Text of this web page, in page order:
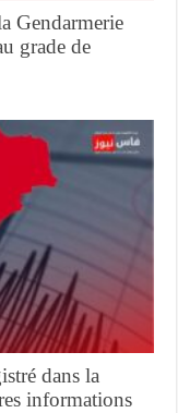
Gendarmerie
grade de
dans la
informations